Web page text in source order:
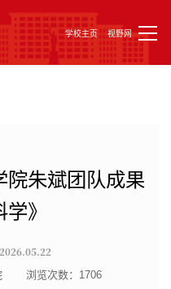
学校主页 视野网
院朱斌团队成果
》
2026.05.22
浏览次数： 1706